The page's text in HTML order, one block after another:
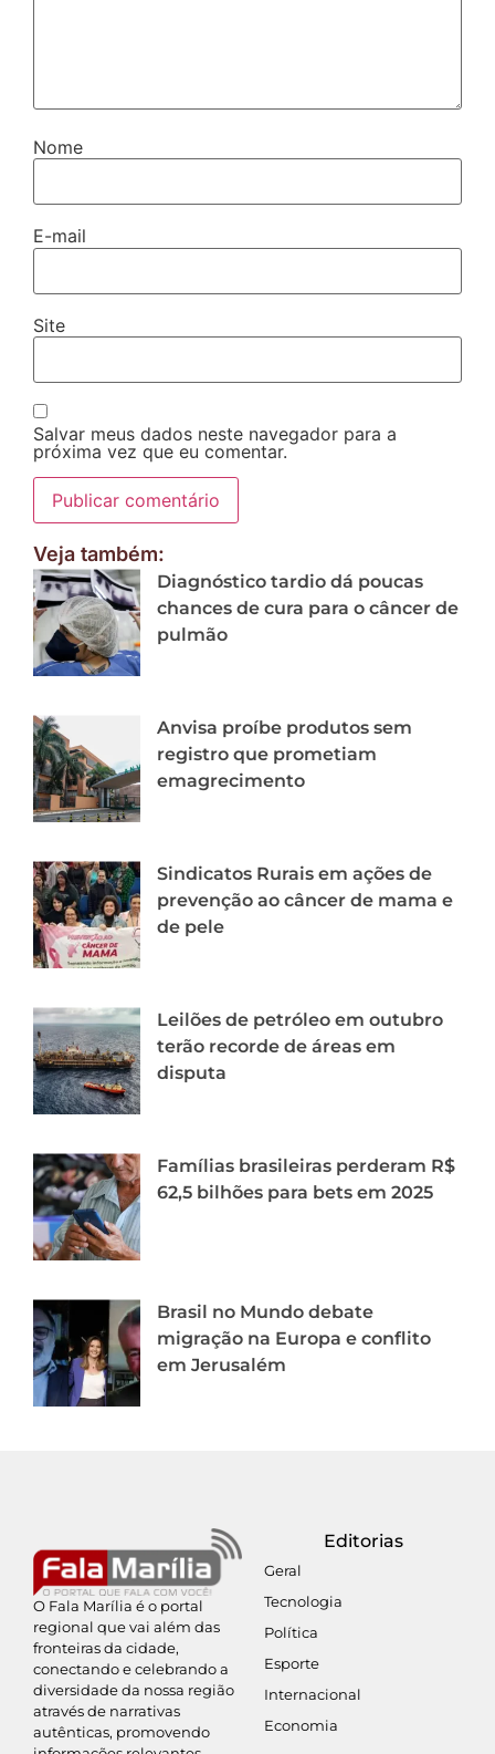
Nome
E-mail
Site
Salvar meus dados neste navegador para a
próxima vez que eu comentar.
Veja também:
Diagnóstico tardio dá poucas
chances de cura para o câncer de
pulmão
Anvisa proíbe produtos sem
registro que prometiam
emagrecimento
Sindicatos Rurais em ações de
prevenção ao câncer de mama e
de pele
Leilões de petróleo em outubro
terão recorde de áreas em
disputa
Famílias brasileiras perderam R$
62,5 bilhões para bets em 2025
Brasil no Mundo debate
migração na Europa e conflito
em Jerusalém
O Fala Marília é o portal
regional que vai além das
fronteiras da cidade,
conectando e celebrando a
diversidade da nossa região
através de narrativas
autênticas, promovendo
Editorias
Geral
Tecnologia
Política
Esporte
Internacional
Economia